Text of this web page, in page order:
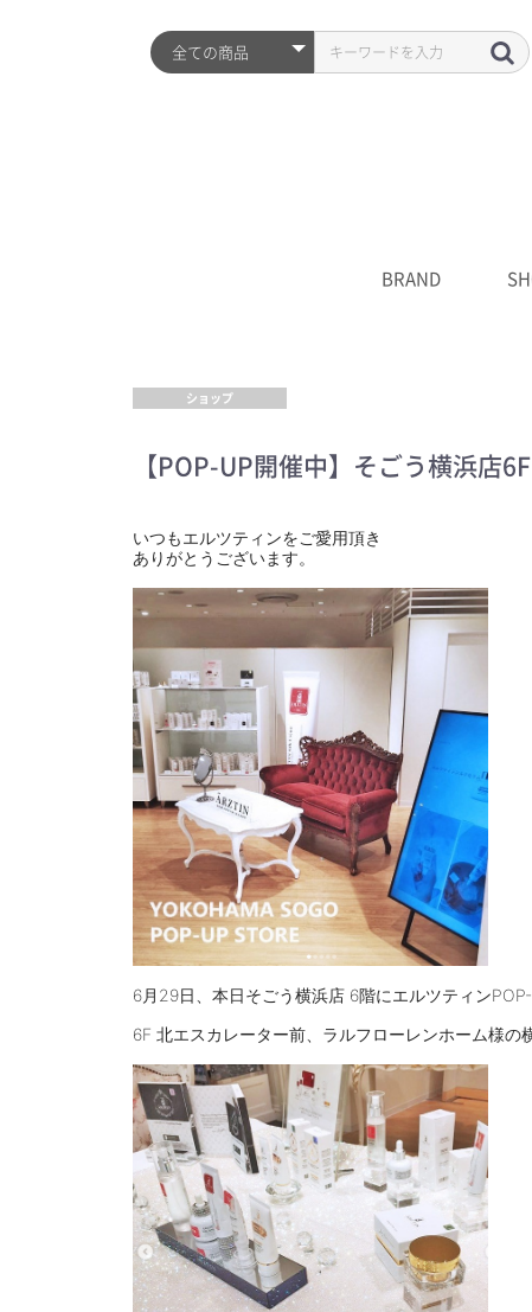
BRAND
ショップ
【POP-UP開催中】そごう横浜店6F
いつもエルツティンをご愛用頂き
ありがとうございます。
6月29日、本日そごう横浜店 6階にエルツティン
6F 北エスカレーター前、ラルフローレンホーム様の